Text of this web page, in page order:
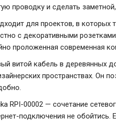
проводку и сделать
для проектов, в
с декоративными
проложенная современная
витой кабель в деревянных
пространствах.
RPI-00002 — сочетание
подключения не